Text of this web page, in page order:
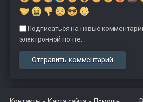
Подписаться на новые
электронной почте.